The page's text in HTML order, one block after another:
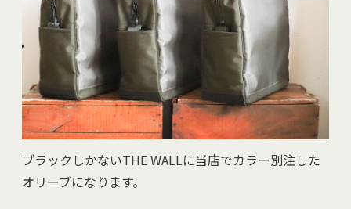
ブラックしかないTHE WALLに当店でカラー別注した
オリーブになります。